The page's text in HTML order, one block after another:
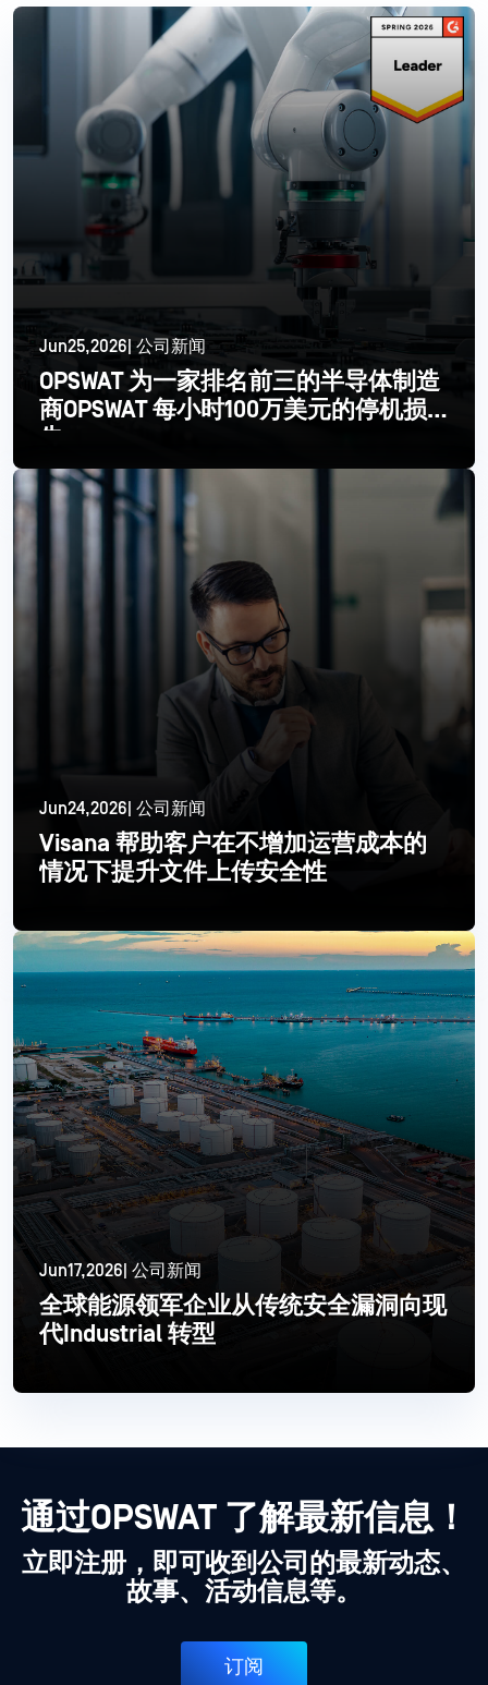
Jun25,2026| 公司新闻
OPSWAT 为一家排名前三的半导体制造
商OPSWAT 每小时100万美元的停机损
失
更多信息
Jun24,2026| 公司新闻
Visana 帮助客户在不增加运营成本的
情况下提升文件上传安全性
更多信息
Jun17,2026| 公司新闻
全球能源领军企业从传统安全漏洞向现
代Industrial 转型
更多信息
通过OPSWAT 了解最新信息！
立即注册，即可收到公司的最新动态、
故事、活动信息等。
订阅